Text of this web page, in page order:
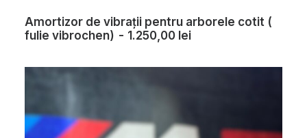
Amortizor de vibrații pentru arborele cotit (
fulie vibrochen)
1.250,00 lei